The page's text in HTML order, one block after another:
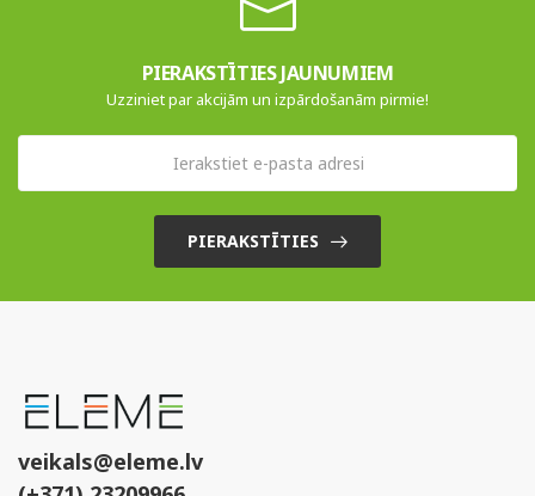
PIERAKSTĪTIES JAUNUMIEM
Uzziniet par akcijām un izpārdošanām pirmie!
PIERAKSTĪTIES
veikals@eleme.lv